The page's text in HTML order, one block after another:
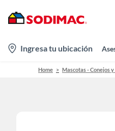
location-
icon
Ingresa tu ubicación
Home Mascotas - Conejos